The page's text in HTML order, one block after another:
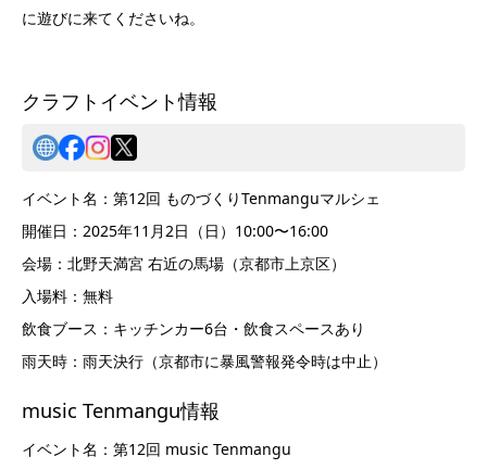
に遊びに来てくださいね。
クラフトイベント情報
イベント名：第12回 ものづくりTenmanguマルシェ
開催日：2025年11月2日（日）10:00〜16:00
会場：北野天満宮 右近の馬場（京都市上京区）
入場料：無料
飲食ブース：キッチンカー6台・飲食スペースあり
雨天時：雨天決行（京都市に暴風警報発令時は中止）
music Tenmangu情報
イベント名：第12回 music Tenmangu